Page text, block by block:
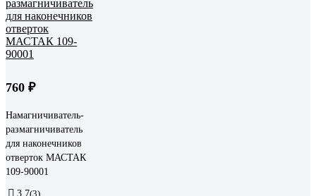
760 ₽
Намагничиватель-
размагничиватель
для наконечников
отверток МАСТАК
109-90001
3.7(3)